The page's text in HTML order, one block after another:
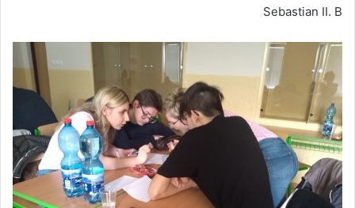
Sebastian II. B